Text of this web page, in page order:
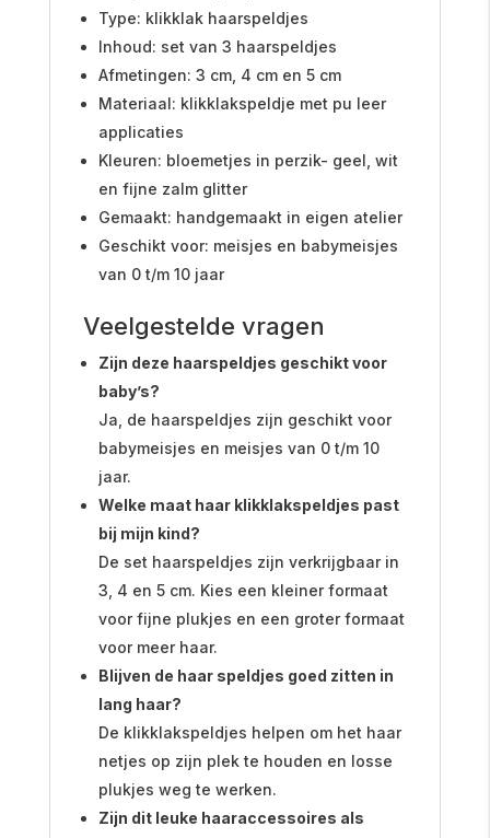
Type: klikklak haarspeldjes
Inhoud: set van 3 haarspeldjes
Afmetingen: 3 cm, 4 cm en 5 cm
Materiaal: klikklakspeldje met pu leer
applicaties
Kleuren: bloemetjes in perzik- geel, wit
en fijne zalm glitter
Gemaakt: handgemaakt in eigen atelier
Geschikt voor: meisjes en babymeisjes
van 0 t/m 10 jaar
Veelgestelde vragen
Zijn deze haarspeldjes geschikt voor
baby’s?
Ja, de haarspeldjes zijn geschikt voor
babymeisjes en meisjes van 0 t/m 10
jaar.
Welke maat haar klikklakspeldjes past
bij mijn kind?
De set haarspeldjes zijn verkrijgbaar in
3, 4 en 5 cm. Kies een kleiner formaat
voor fijne plukjes en een groter formaat
voor meer haar.
Blijven de haar speldjes goed zitten in
lang haar?
De klikklakspeldjes helpen om het haar
netjes op zijn plek te houden en losse
plukjes weg te werken.
Zijn dit leuke haaraccessoires als